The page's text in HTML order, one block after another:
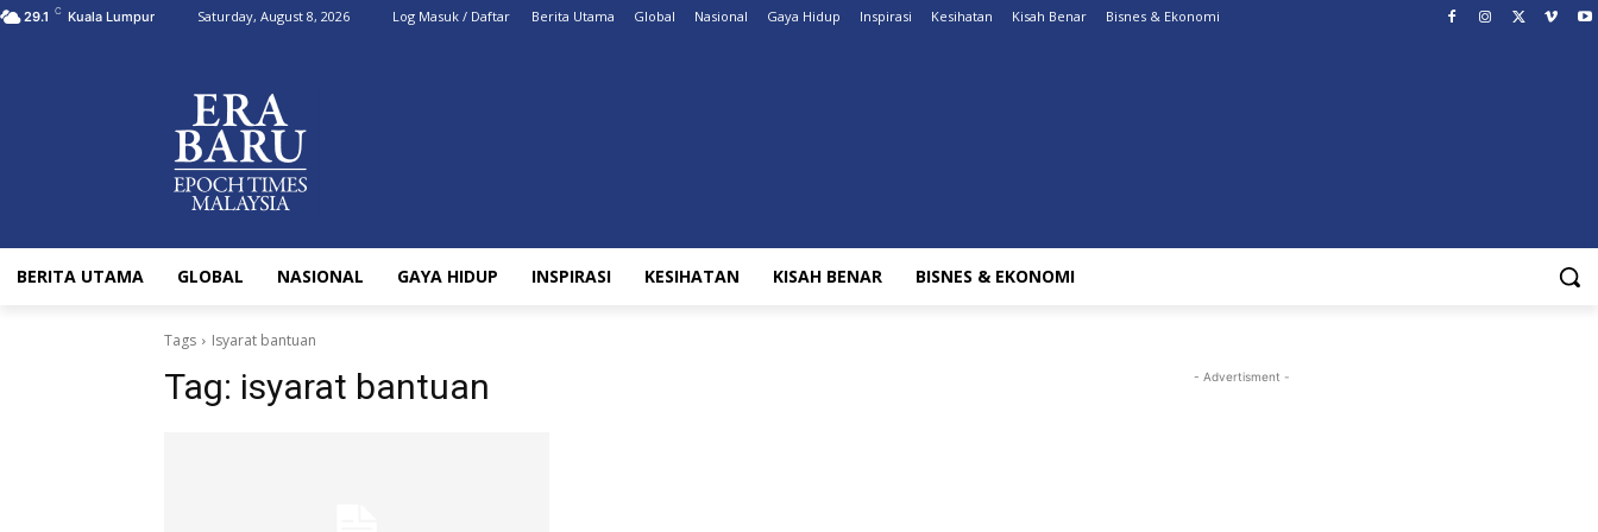
29.1 C Kuala Lumpur Saturday, August 8, 2026 Log Masuk / Daftar Berita Utama Global Nasional Gaya Hidup Inspirasi Kesihatan Kisah Benar Bisnes & Ekonomi
BERITA UTAMA GLOBAL NASIONAL GAYA HIDUP INSPIRASI KESIHATAN KISAH BENAR BISNES & EKONOMI
Tags Isyarat bantuan
Tag: isyarat bantuan - Advertisment -